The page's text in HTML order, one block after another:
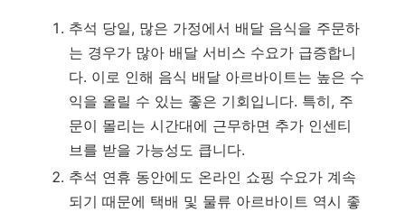
추석 당일, 많은 가정에서 배달 음식을 주문하
는 경우가 많아 배달 서비스 수요가 급증합니
다. 이로 인해 음식 배달 아르바이트는 높은 수
익을 올릴 수 있는 좋은 기회입니다. 특히, 주
문이 몰리는 시간대에 근무하면 추가 인센티
브를 받을 가능성도 큽니다.
추석 연휴 동안에도 온라인 쇼핑 수요가 계속
되기 때문에 택배 및 물류 아르바이트 역시 좋